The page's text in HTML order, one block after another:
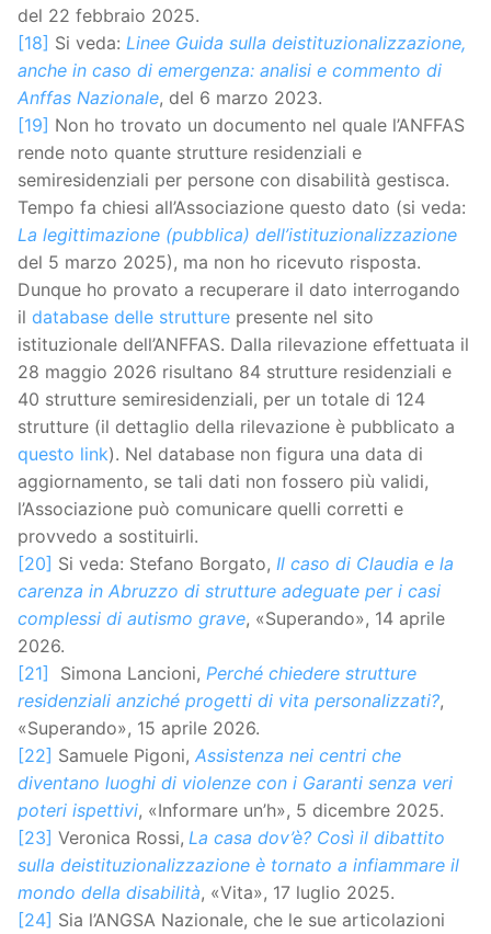
del 22 febbraio 2025.
[18] Si veda: Linee Guida sulla deistituzionalizzazione,
anche in caso di emergenza: analisi e commento di
Anffas Nazionale, del 6 marzo 2023.
[19] Non ho trovato un documento nel quale l’ANFFAS
rende noto quante strutture residenziali e
semiresidenziali per persone con disabilità gestisca.
Tempo fa chiesi all’Associazione questo dato (si veda:
La legittimazione (pubblica) dell’istituzionalizzazione
del 5 marzo 2025), ma non ho ricevuto risposta.
Dunque ho provato a recuperare il dato interrogando
il database delle strutture presente nel sito
istituzionale dell’ANFFAS. Dalla rilevazione effettuata il
28 maggio 2026 risultano 84 strutture residenziali e
40 strutture semiresidenziali, per un totale di 124
strutture (il dettaglio della rilevazione è pubblicato a
questo link). Nel database non figura una data di
aggiornamento, se tali dati non fossero più validi,
l’Associazione può comunicare quelli corretti e
provvedo a sostituirli.
[20] Si veda: Stefano Borgato, Il caso di Claudia e la
carenza in Abruzzo di strutture adeguate per i casi
complessi di autismo grave, «Superando», 14 aprile
2026.
[21] Simona Lancioni, Perché chiedere strutture
residenziali anziché progetti di vita personalizzati?,
«Superando», 15 aprile 2026.
[22] Samuele Pigoni, Assistenza nei centri che
diventano luoghi di violenze con i Garanti senza veri
poteri ispettivi, «Informare un’h», 5 dicembre 2025.
[23] Veronica Rossi, La casa dov’è? Così il dibattito
sulla deistituzionalizzazione è tornato a infiammare il
mondo della disabilità, «Vita», 17 luglio 2025.
[24] Sia l’ANGSA Nazionale, che le sue articolazioni